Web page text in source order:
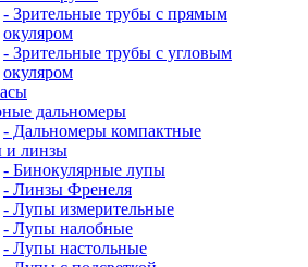
- Зрительные трубы с прямым
окуляром
- Зрительные трубы с угловым
окуляром
дальномеры
- Дальномеры компактные
и линзы
- Бинокулярные лупы
- Линзы Френеля
- Лупы измерительные
- Лупы налобные
- Лупы настольные